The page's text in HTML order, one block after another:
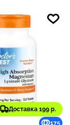
Доставка 199 р.
175